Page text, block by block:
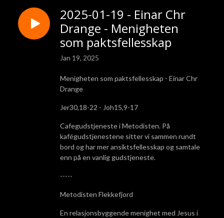
2025-01-19 - Einar Chr
Drange - Menigheten
som paktsfellesskap
Jan 19, 2025
Menigheten som paktsfellesskap - Einar Chr
Drange
Jer30,18-22 - Joh15,9-17
Cafegudstjeneste i Metodisten. På
kafégudstjenestene sitter vi sammen rundt
bord og har mer ansiktsfellesskap og samtale
enn på en vanlig gudstjeneste.
-----
Metodisten Flekkefjord
En relasjonsbyggende menighet med Jesus i